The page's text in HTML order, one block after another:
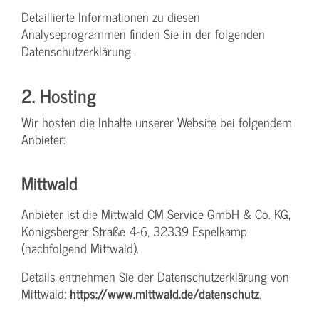
Detaillierte Informationen zu diesen
Analyseprogrammen finden Sie in der folgenden
Datenschutzerklärung.
2. Hosting
Wir hosten die Inhalte unserer Website bei folgendem
Anbieter:
Mittwald
Anbieter ist die Mittwald CM Service GmbH & Co. KG,
Königsberger Straße 4-6, 32339 Espelkamp
(nachfolgend Mittwald).
Details entnehmen Sie der Datenschutzerklärung von
Mittwald: https://www.mittwald.de/datenschutz.